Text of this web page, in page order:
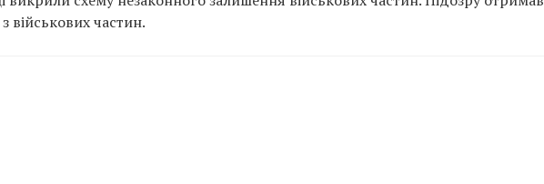
військових частин.